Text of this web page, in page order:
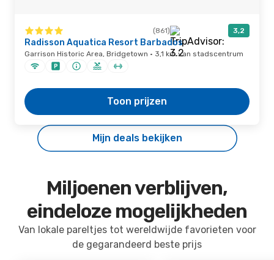
(861) 3,2
Radisson Aquatica Resort Barbados
Garrison Historic Area, Bridgetown · 3,1 km van stadscentrum
Toon prijzen
Mijn deals bekijken
Miljoenen verblijven,
eindeloze mogelijkheden
Van lokale pareltjes tot wereldwijde favorieten voor
de gegarandeerd beste prijs